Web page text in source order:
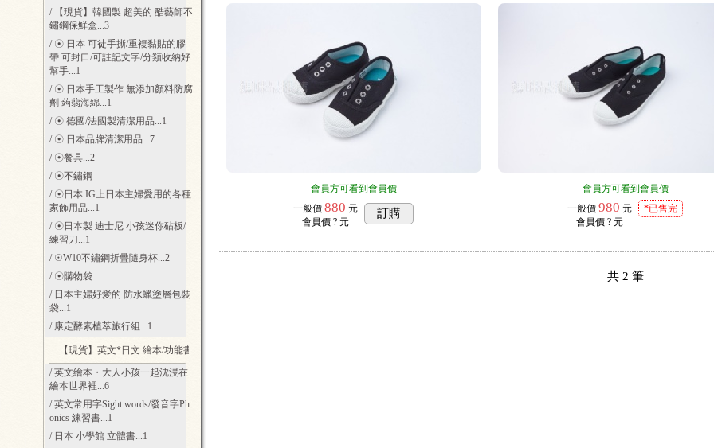
/ 【現貨】韓國製 超美的 酷藝師不
鏽鋼保鮮盒...3
/ ☉ 日本 可徒手撕/重複黏貼的膠
帶 可封口/可註記文字/分類收納好
幫手...1
/ ☉ 日本手工製作 無添加顏料防腐
劑 蒟蒻海綿...1
/ ☉ 德國/法國製清潔用品...1
/ ☉ 日本品牌清潔用品...7
/ ☉餐具...2
/ ☉不鏽鋼
/ ☉日本 IG上日本主婦愛用的各種
家飾用品...1
/ ☉日本製 迪士尼 小孩迷你砧板/
練習刀...1
/ ☉W10不鏽鋼折疊隨身杯...2
/ ☉購物袋
/ 日本主婦好愛的 防水蠟塗層包裝
袋...1
/ 康定酵素植萃旅行組 ...1
【現貨】英文*日文 繪本/功能書
/ 英文繪本・大人小孩一起沈浸在
繪本世界裡...6
/ 英文常用字Sight words/發音字Ph
onics 練習書...1
/ 日本 小學館 立體書...1
會員方可看到會員價
一般價 880 元
會員價 ? 元
訂購
會員方可看到會員價
一般價 980 元
會員價 ? 元
*已售完
共2 筆